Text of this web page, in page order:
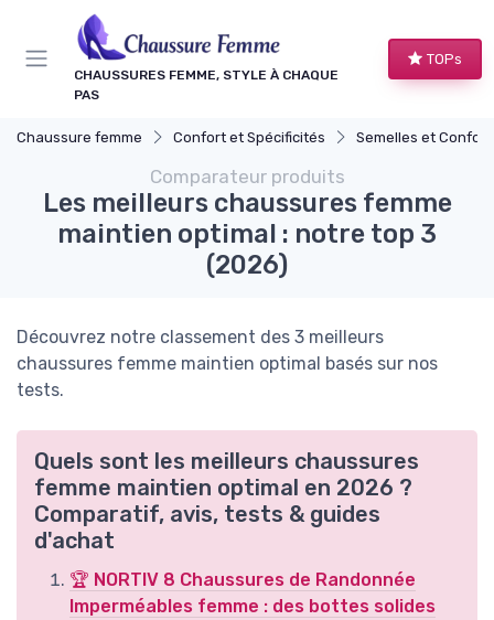
CHAUSSURES FEMME, STYLE À CHAQUE
PAS
TOPs
Chaussure femme Confort et Spécificités Semelles et Confort
Comparateur produits
Les meilleurs chaussures femme
maintien optimal : notre top 3
(2026)
Découvrez notre classement des 3 meilleurs
chaussures femme maintien optimal basés sur nos
tests.
Quels sont les meilleurs chaussures
femme maintien optimal en 2026 ?
Comparatif, avis, tests & guides
d'achat
🏆 NORTIV 8 Chaussures de Randonnée
Imperméables femme : des bottes solides
Panneau de gestion des cookies